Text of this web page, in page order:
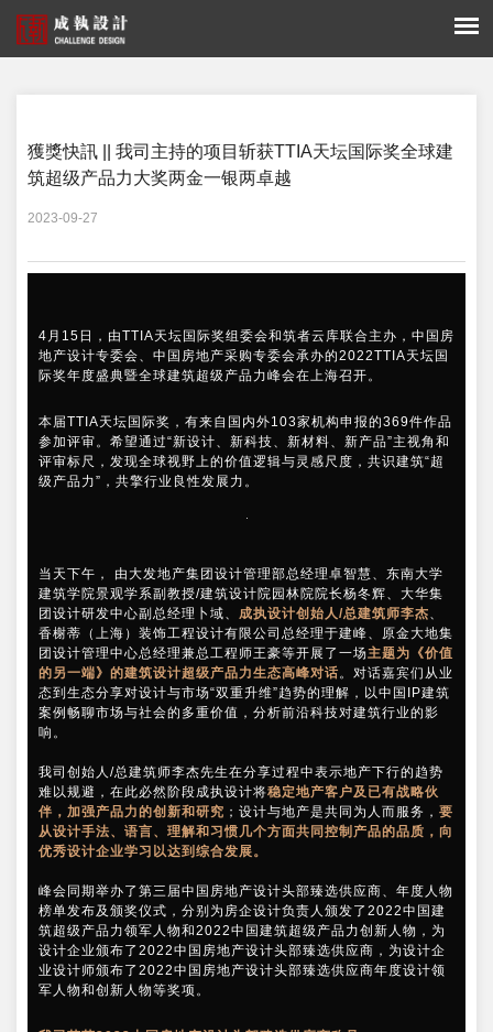
您的位置：新闻 - 獲獎快訊
獲獎快訊 || 我司主持的项目斩获TTIA天坛国际奖全球建
筑超级产品力大奖两金一银两卓越
2023-09-27
4月15日，由TTIA天坛国际奖组委会和筑者云库联合主办，中国房
地产设计专委会、中国房地产采购专委会承办的2022TTIA天坛国
际奖年度盛典暨全球建筑超级产品力峰会在上海召开。
本届TTIA天坛国际奖，有来自国内外103家机构申报的369件作品
参加评审。希望通过“新设计、新科技、新材料、新产品”主视角和
评审标尺，发现全球视野上的价值逻辑与灵感尺度，共识建筑“超
级产品力”，共擎行业良性发展力。
当天下午， 由大发地产集团设计管理部总经理卓智慧、东南大学
建筑学院景观学系副教授/建筑设计院园林院院长杨冬辉、大华集
团设计研发中心副总经理卜域、 成执设计创始人/总建筑师李杰、
香榭蒂（上海）装饰工程设计有限公司总经理于建峰、原金大地集
团设计管理中心总经理兼总工程师王豪等开展了一场主题为《价值
的另一端》的建筑设计超级产品力生态高峰对话。对话嘉宾们从业
态到生态分享对设计与市场“双重升维”趋势的理解，以中国IP建筑
案例畅聊市场与社会的多重价值，分析前沿科技对建筑行业的影
响。
我司创始人/总建筑师李杰先生在分享过程中表示地产下行的趋势
难以规避，在此必然阶段成执设计将稳定地产客户及已有战略伙
伴，加强产品力的创新和研究 ；设计与地产是共同为人而服务， 要
从设计手法、语言、理解和习惯几个方面共同控制产品的品质，向
优秀设计企业学习以达到综合发展。
峰会同期举办了第三届中国房地产设计头部臻选供应商、年度人物
榜单发布及颁奖仪式，分别为房企设计负责人颁发了2022中国建
筑超级产品力领军人物和2022中国建筑超级产品力创新人物，为
设计企业颁布了2022中国房地产设计头部臻选供应商，为设计企
业设计师颁布了2022中国房地产设计头部臻选供应商年度设计领
军人物和创新人物等奖项。